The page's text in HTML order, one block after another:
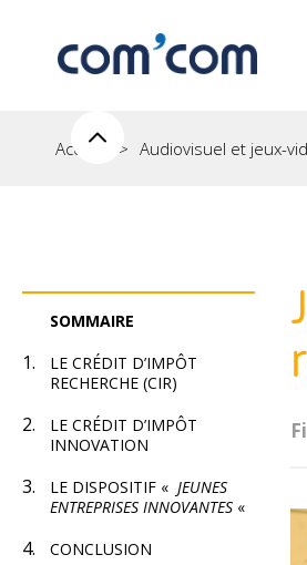
Accueil Audiovisuel et jeux-
SOMMAIRE
LE CRÉDIT D’IMPÔT
RECHERCHE (CIR)
LE CRÉDIT D’IMPÔT
INNOVATION
LE DISPOSITIF « JEUNES
ENTREPRISES INNOVANTES «
CONCLUSION